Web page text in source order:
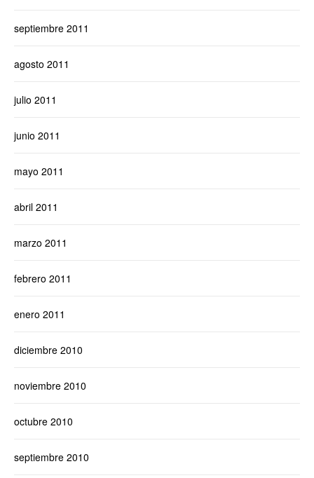
septiembre 2011
agosto 2011
julio 2011
junio 2011
mayo 2011
abril 2011
marzo 2011
febrero 2011
enero 2011
diciembre 2010
noviembre 2010
octubre 2010
septiembre 2010